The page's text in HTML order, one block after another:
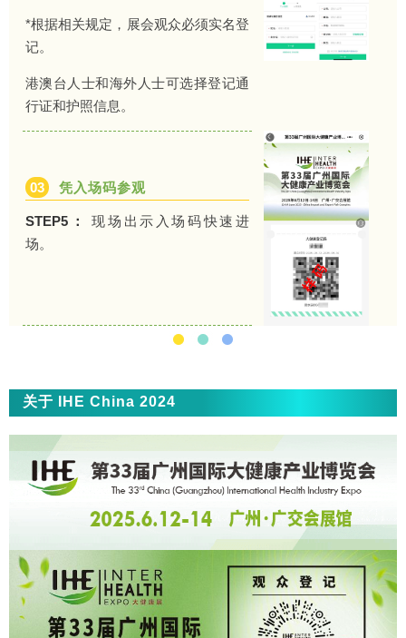
*根据相关规定，展会观众必须实名登
记。
港澳台人士和海外人士可选择登记通
行证和护照信息。
03 凭入场码参观
STEP5：
现场出示入场码快速进
场。
关于 IHE China 2024